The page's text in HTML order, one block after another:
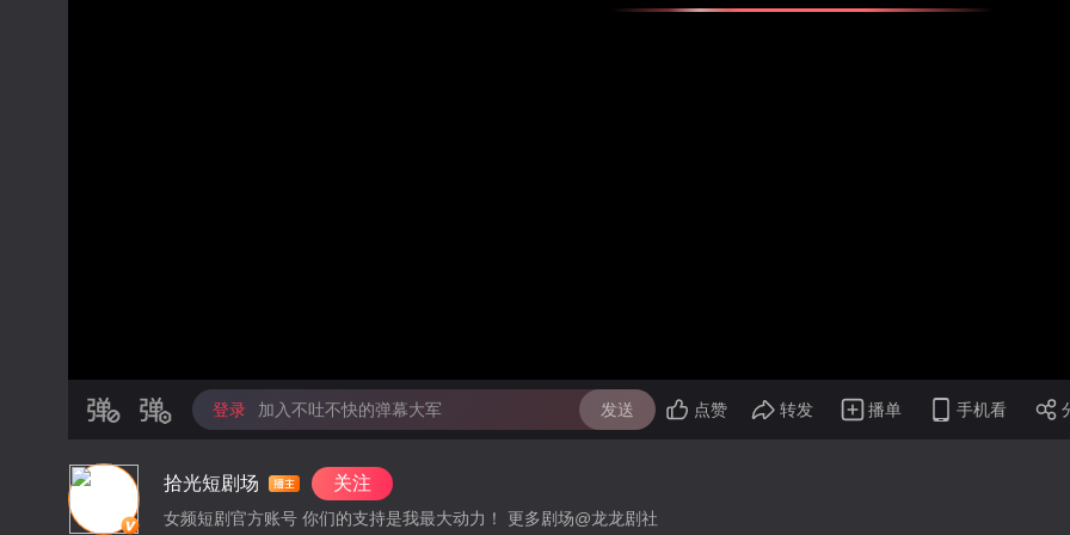
登录 加入不吐不快的弹幕大军 发送 点赞 转发 播单 手机看
拾光短剧场 关注
女频短剧官方账号 你们的支持是我最大动力！ 更多剧场@龙龙剧社